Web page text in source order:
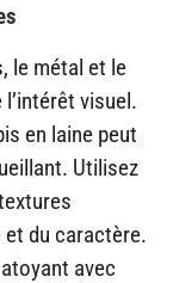
le métal et le
visuel.
en laine peut
Utilisez
du caractère.
avec